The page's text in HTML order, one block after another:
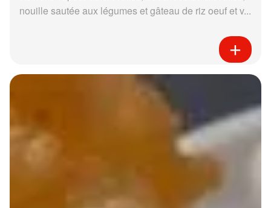
nouille sautée aux légumes et gâteau de riz oeuf et v...